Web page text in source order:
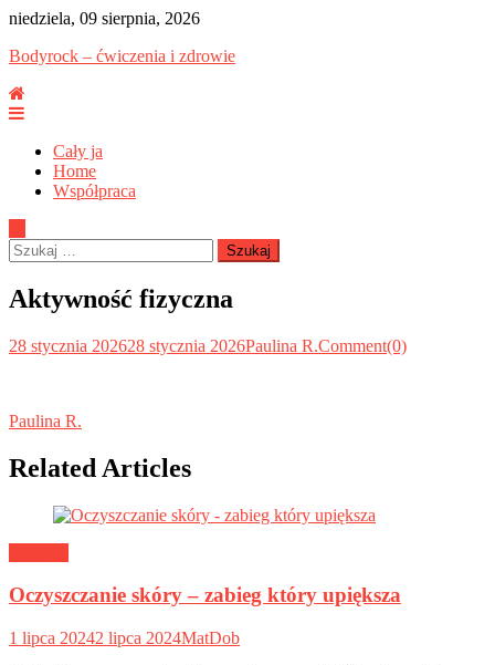
Skip
content
niedziela, 09 sierpnia, 2026
Bodyrock – ćwiczenia i zdrowie
Cały ja
Home
Współpraca
Szukaj:
Aktywność fizyczna
28 stycznia 202628 stycznia 2026Paulina R.Comment(0)
Paulina R.
Related Articles
Oczyszczanie skóry – zabieg który upiększa
1 lipca 20242 lipca 2024MatDob